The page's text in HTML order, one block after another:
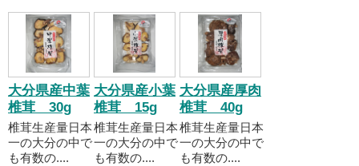
大分県産中葉
椎茸 30g
椎茸生産量日本
一の大分の中で
も有数の....
大分県産小葉
椎茸 15g
椎茸生産量日本
一の大分の中で
も有数の....
大分県産厚肉
椎茸 40g
椎茸生産量日本
一の大分の中で
も有数の....